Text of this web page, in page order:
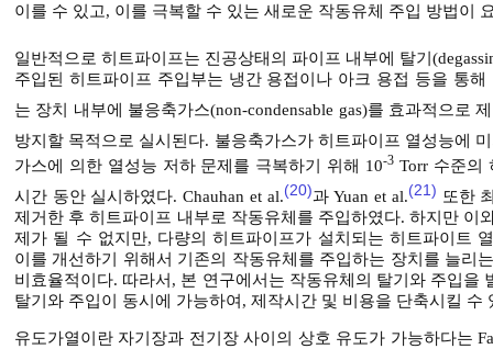
이를 수 있고, 이를 극복할 수 있는 새로운 작동유체 주입 방법이
일반적으로 히트파이프는 진공상태의 파이프 내부에 탈기
주입된 히트파이프 주입부는 냉간 용접이나 아크 용접 등을 통
는 장치 내부에 불응축가스(non-condensable gas)를 효과적으로
방지할 목적으로 실시된다. 불응축가스가 히트파이프 열성능에
가스에 의한 열성능 저하 문제를 극복하기 위해 10-3 Torr 수준의
시간 동안 실시하였다. Chauhan et al.(20)과 Yuan et al.(21) 또한
제거한 후 히트파이프 내부로 작동유체를 주입하였다. 하지만
제가 될 수 없지만, 다량의 히트파이프가 설치되는 히트파이트
이를 개선하기 위해서 기존의 작동유체를 주입하는 장치를 늘리
비효율적이다. 따라서, 본 연구에서는 작동유체의 탈기와 주입
탈기와 주입이 동시에 가능하여, 제작시간 및 비용을 단축시킬 수
유도가열이란 자기장과 전기장 사이의 상호 유도가 가능하다는